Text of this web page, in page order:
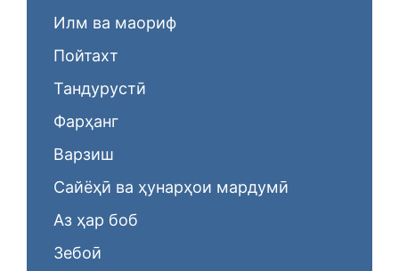
Илм ва маориф
Пойтахт
Тандурустӣ
Фарҳанг
Варзиш
Сайёҳӣ ва ҳунарҳои мардумӣ
Аз ҳар боб
Зебоӣ